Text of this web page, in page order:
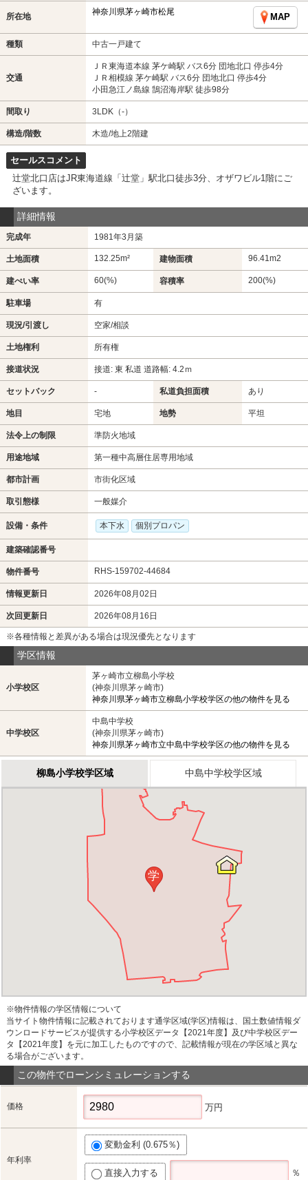
所在地 神奈川県茅ヶ崎市松尾
MAP
種類 中古一戸建て
交通
ＪＲ東海道本線 茅ケ崎駅 バス6分 団地北口 停歩4分
ＪＲ相模線 茅ケ崎駅 バス6分 団地北口 停歩4分
小田急江ノ島線 鵠沼海岸駅 徒歩98分
間取り 3LDK（-）
構造/階数 木造/地上2階建
セールスコメント
辻堂北口店はJR東海道線「辻堂」駅北口徒歩3分、オザワビル1階にご
ざいます。
詳細情報
完成年 1981年3月築
土地面積 132.25m² 建物面積 96.41m2
建ぺい率 60(%) 容積率 200(%)
駐車場 有
現況/引渡し 空家/相談
土地権利 所有権
接道状況 接道: 東 私道 道路幅: 4.2ｍ
セットバック - 私道負担面積 あり
地目 宅地 地勢 平坦
法令上の制限 準防火地域
用途地域 第一種中高層住居専用地域
都市計画 市街化区域
取引態様 一般媒介
設備・条件 本下水 個別プロパン
建築確認番号
物件番号 RHS-159702-44684
情報更新日 2026年08月02日
次回更新日 2026年08月16日
※各種情報と差異がある場合は現況優先となります
学区情報
小学校区
茅ヶ崎市立柳島小学校
(神奈川県茅ヶ崎市)
神奈川県茅ヶ崎市立柳島小学校学区の他の物件を見る
中学校区
中島中学校
(神奈川県茅ヶ崎市)
神奈川県茅ヶ崎市立中島中学校学区の他の物件を見る
柳島小学校学区域 中島中学校学区域
学
※物件情報の学区情報について
当サイト物件情報に記載されております通学区域(学区)情報は、国土数値情報ダ
ウンロードサービスが提供する小学校区データ【2021年度】及び中学校区デー
タ【2021年度】を元に加工したものですので、記載情報が現在の学区域と異な
る場合がございます。
この物件でローンシミュレーションする
価格 万円
年利率
変動金利 (0.675％)
直接入力する ％